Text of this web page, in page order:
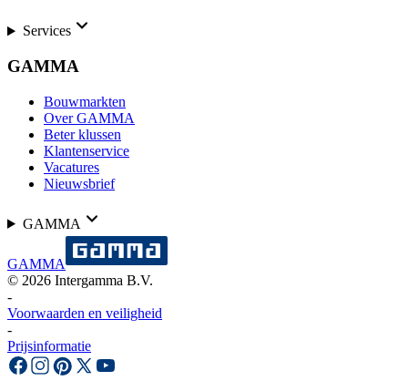
Services
GAMMA
Bouwmarkten
Over GAMMA
Beter klussen
Klantenservice
Vacatures
Nieuwsbrief
GAMMA
GAMMA
© 2026 Intergamma B.V.
-
Voorwaarden en veiligheid
-
Prijsinformatie